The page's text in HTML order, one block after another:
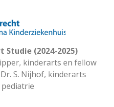
Studie (2024-2025)
kinderarts en fellow
S. Nijhof, kinderarts